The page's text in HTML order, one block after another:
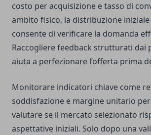
costo per acquisizione e tasso di
ambito fisico, la distribuzione
consente di verificare la domanda
Raccogliere feedback strutturati dai
aiuta a perfezionare l’offerta prima
Monitorare indicatori chiave come
soddisfazione e margine unitario
valutare se il mercato selezionato
aspettative iniziali. Solo dopo una